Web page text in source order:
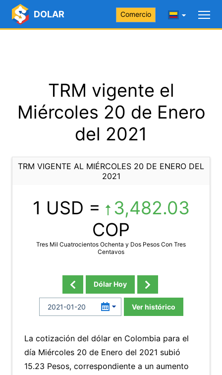
DOLAR Comercio
TRM vigente el
Miércoles 20 de Enero
del 2021
TRM VIGENTE AL MIÉRCOLES 20 DE ENERO DEL
2021
1 USD =
3,482.03
COP
Tres Mil Cuatrocientos Ochenta y Dos Pesos Con Tres
Centavos
Dólar Hoy
Ver histórico
La cotización del dólar en Colombia para el
día Miércoles 20 de Enero del 2021 subió
15.23 Pesos, correspondiente a un aumento